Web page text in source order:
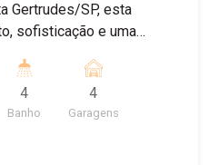
Gertrudes/SP, esta
sofisticação e uma
ambientes
para receber sua
4
Banho
4
Garagens